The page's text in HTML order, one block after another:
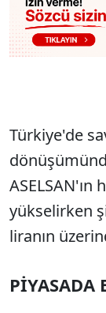
Türkiye'de
yükselirken
liranın
PİYASADA